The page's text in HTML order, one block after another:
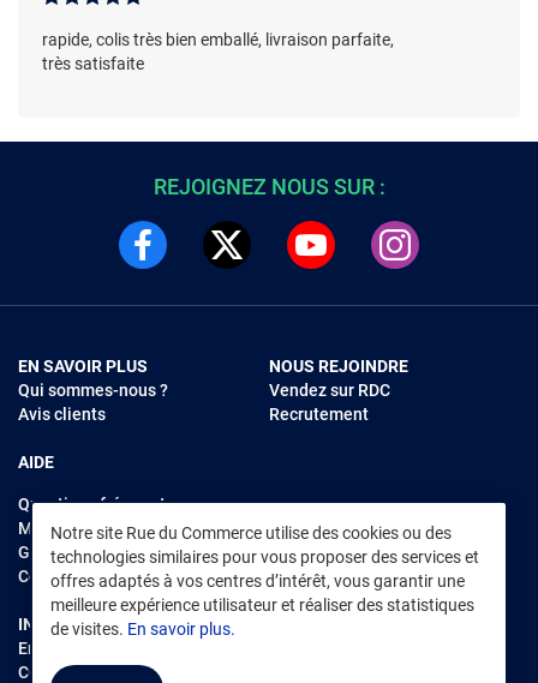
rapide, colis très bien emballé, livraison parfaite,
très satisfaite
REJOIGNEZ NOUS SUR :
EN SAVOIR PLUS
Qui sommes-nous ?
Avis clients
AIDE
Questions fréquentes
Modes de règlements
Garantie et retours
Contacter Rue du Commerce
NOUS REJOINDRE
Vendez sur RDC
Recrutement
INFORMATIONS LÉGALES
Environnement
CGV /CGU Marketplace
Notre site Rue du Commerce utilise des cookies ou des
technologies similaires pour vous proposer des services et
offres adaptés à vos centres d’intérêt, vous garantir une
meilleure expérience utilisateur et réaliser des statistiques
de visites. En savoir plus.